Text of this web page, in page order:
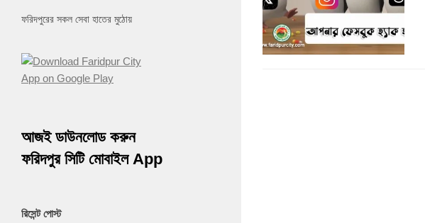
ফরিদপুরের সকল সেবা হাতের মুঠোয়
আজই ডাউনলোড করুন
ফরিদপুর সিটি মোবাইল App
রিসেন্ট পোস্ট